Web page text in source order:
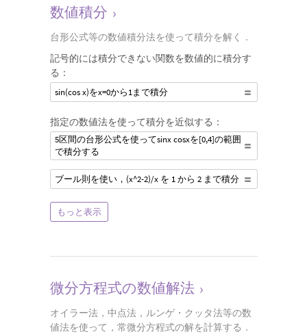
数値積分 ›
台形公式等の数値積分法を使って積分を解く．
記号的には積分できない関数を数値的に積分す
る：
sin(cos x)をx=0から1まで積分
指定の数値法を使って積分を近似する：
5区間の台形公式を使ってsinx cosxを[0,4]の範囲
で積分する
ブール則を使い，(x^2-2)/x を 1 から 2 まで積分
もっと表示
微分方程式の数値解法 ›
オイラー法，中点法，ルンゲ・クッタ法等の数
値法を使って，常微分方程式の解を計算する．